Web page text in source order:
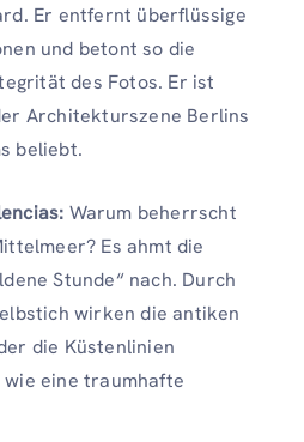
Er entfernt überflüssige
und betont so die
des Fotos. Er ist
Architekturszene Berlins
beliebt.
Warum beherrscht
Es ahmt die
Stunde“ nach. Durch
wirken die antiken
die Küstenlinien
eine traumhafte